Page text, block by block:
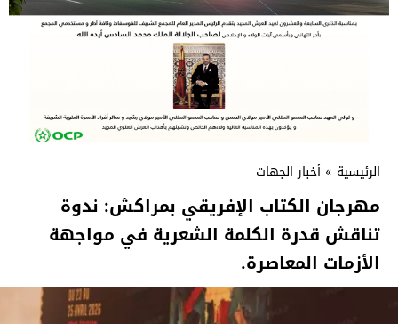
الرئيسية » أخبار الجهات
مهرجان الكتاب الإفريقي بمراكش: ندوة
تناقش قدرة الكلمة الشعرية في مواجهة
الأزمات المعاصرة.